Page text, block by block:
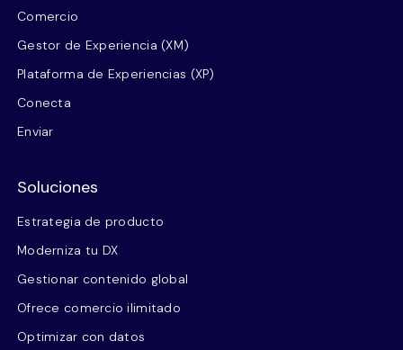
Comercio
Gestor de Experiencia (XM)
Plataforma de Experiencias (XP)
Conecta
Enviar
Soluciones
Estrategia de producto
Moderniza tu DX
Gestionar contenido global
Ofrece comercio ilimitado
Optimizar con datos